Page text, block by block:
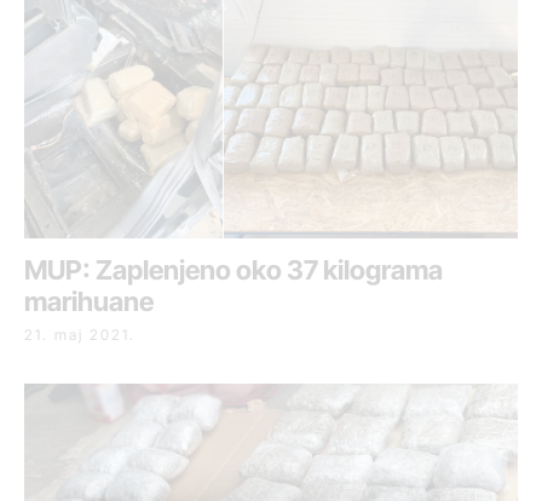
MUP: Zaplenjeno oko 37 kilograma
marihuane
21. maj 2021.